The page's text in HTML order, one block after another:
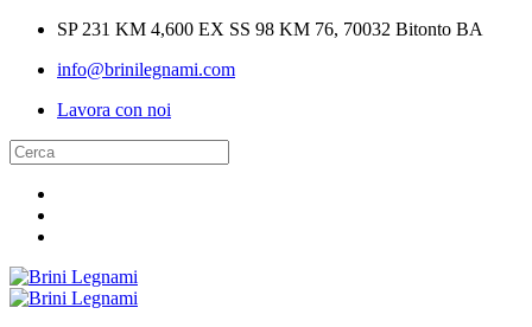
SP 231 KM 4,600 EX SS 98 KM 76, 70032 Bitonto BA
info@brinilegnami.com
Lavora con noi